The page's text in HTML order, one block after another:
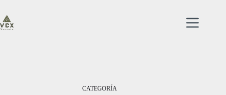
contenido
CATEGORÍA